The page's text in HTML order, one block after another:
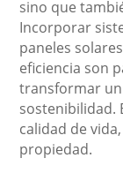
sino que
Incorporar
paneles
eficiencia son
transformar
sostenibilidad.
calidad de
propiedad.